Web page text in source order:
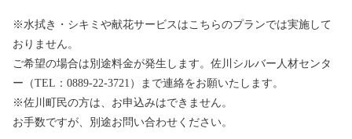
※水拭き・シキミや献花サービスはこちらのプランでは実施して
おりません。
ご希望の場合は別途料金が発生します。佐川シルバー人材センタ
ー（TEL：0889-22-3721）まで連絡をお願いたします。
※佐川町民の方は、お申込みはできません。
お手数ですが、別途お問い合わせください。